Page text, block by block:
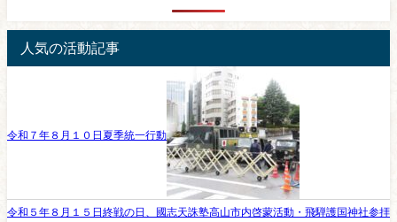
人気の活動記事
令和７年８月１０日夏季統一行動
令和５年８月１５日終戦の日、國志天誅塾高山市内啓蒙活動・飛騨護国神社参拝